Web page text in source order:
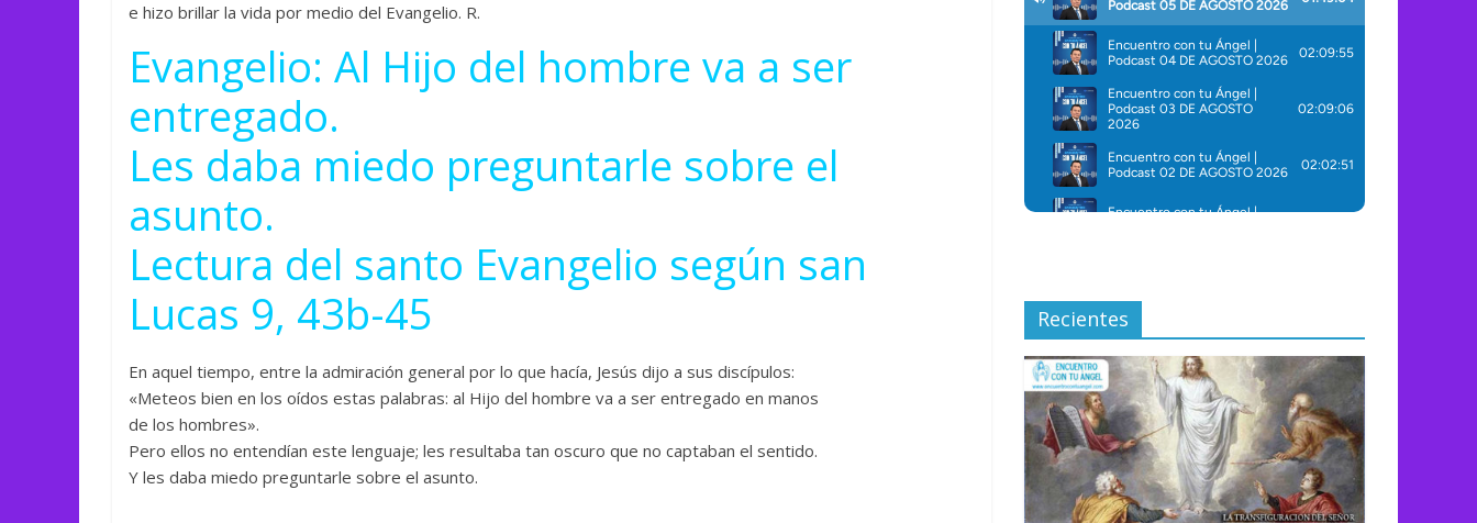
e hizo brillar la vida por medio del Evangelio. R.
Evangelio: Al Hijo del hombre va a ser
entregado.
Les daba miedo preguntarle sobre el
asunto.
Lectura del santo Evangelio según san
Lucas 9, 43b-45
En aquel tiempo, entre la admiración general por lo que hacía, Jesús dijo a sus discípulos:
«Meteos bien en los oídos estas palabras: al Hijo del hombre va a ser entregado en manos
de los hombres».
Pero ellos no entendían este lenguaje; les resultaba tan oscuro que no captaban el sentido.
Y les daba miedo preguntarle sobre el asunto.
Recientes